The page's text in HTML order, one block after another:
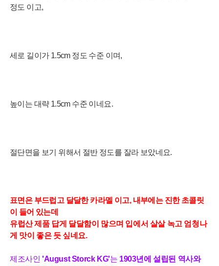
정도 이고,
세로 길이가 1.5cm 정도 수준 이며,
높이는 대략 1.5cm 수준 이네요.
절단면을 보기 위해서 절반 정도를 잘라 보았네요.
표면 은 부드럽고 달달한 카라멜 이 고, 내부에 는 진한 초콜릿
이 들어 있는데
유럽산 제품 답게 달달함이 많으며 입에서 살살 녹고 엄청나
게 맛이 좋은 듯 싶네요.
제조사인 'August Storck KG'는 1903년에설립된 역사와